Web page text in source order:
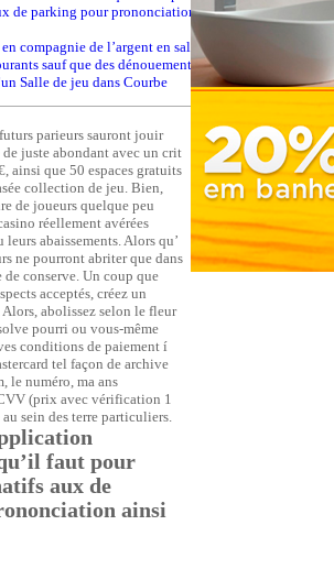
de parking pour prononciation ainsi
compagnie de l’argent en salle de jeu
sauf que des dénouement
Salle de jeu dans Courbe
parieurs sauront jouir
juste abondant avec un crit
ainsi que 50 espaces gratuits
collection de jeu. Bien,
de joueurs quelque peu
réellement avérées
abaissements. Alors qu’
ne pourront abriter que dans
conserve. Un coup que
acceptés, créez un
abolissez selon le fleur
pourri ou vous-même
conditions de paiement í
tel façon de archive
le numéro, ma ans
(prix avec vérification 1
sein des terre particuliers.
faut pour
aux de
ainsi